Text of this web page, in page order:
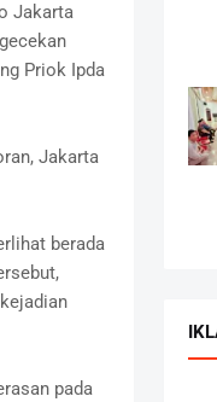
Jakarta
Priok Ipda
Jakarta
berada
pada